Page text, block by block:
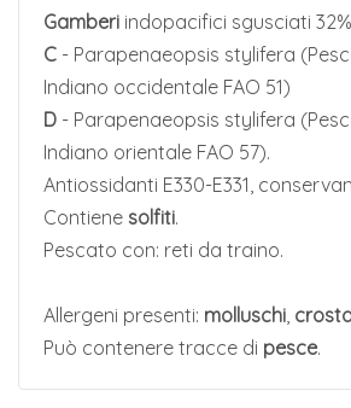
Gamberi indopacifici sgusciati 32%
C - Parapenaeopsis stylifera
Indiano occidentale FAO 51)
D - Parapenaeopsis stylifera
Indiano orientale FAO 57).
Antiossidanti E330-E331,
Contiene solfiti.
Pescato con: reti da traino.
Allergeni presenti: molluschi,
Può contenere tracce di pesce.